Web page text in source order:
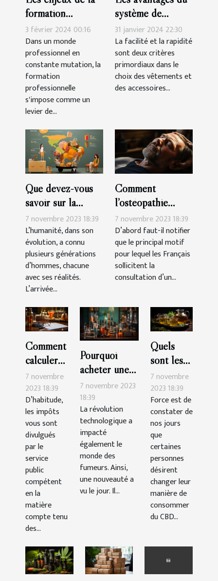
formation
professionnelle
pour les seniors
3 février 2024 00:16
Dans un monde
professionnel en
constante mutation, la
formation
professionnelle
s'impose comme un
levier de...
système de
fermeture à
scratch pour les
chaussures des
filles
31 janvier 2024 22:30
La facilité et la rapidité
sont deux critères
primordiaux dans le
choix des vêtements et
des accessoires...
Que devez-vous
savoir sur la
génération des
Millennials ?
7 novembre 2023 18:39
L’humanité, dans son
évolution, a connu
plusieurs générations
d’hommes, chacune
avec ses réalités.
L’arrivée...
Comment
l’ostéopathie
peut-il soulager
les douleurs du
corps ?
7 novembre 2023 18:39
D’abord faut-il notifier
que le principal motif
pour lequel les Français
sollicitent la
consultation d’un...
Comment
calculer
soi-même
son impôt
en
France ?
7 novembre
2023 18:39
D’habitude,
les impôts
vous sont
divulgués
par le
service
public
compétent
en la
matière
compte tenu
des...
Pourquoi
acheter une
cigarette
électronique ?
7 novembre 2023
18:39
La révolution
technologique a
impacté
également le
monde des
fumeurs. Ainsi,
une nouveauté a
vu le jour. Il...
Quels
sont les
bienfaits
du thé au
CBD ?
7 novembre
2023 18:39
Force est de
constater de
nos jours
que
certaines
personnes
désirent
changer leur
manière de
consommer
du CBD...